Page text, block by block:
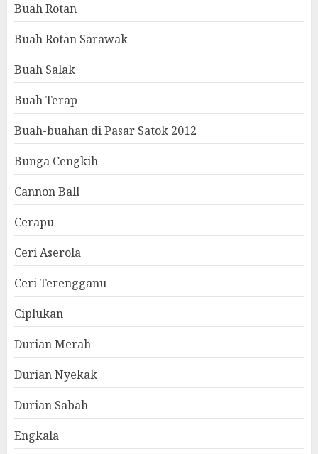
Buah Rotan
Buah Rotan Sarawak
Buah Salak
Buah Terap
Buah-buahan di Pasar Satok 2012
Bunga Cengkih
Cannon Ball
Cerapu
Ceri Aserola
Ceri Terengganu
Ciplukan
Durian Merah
Durian Nyekak
Durian Sabah
Engkala